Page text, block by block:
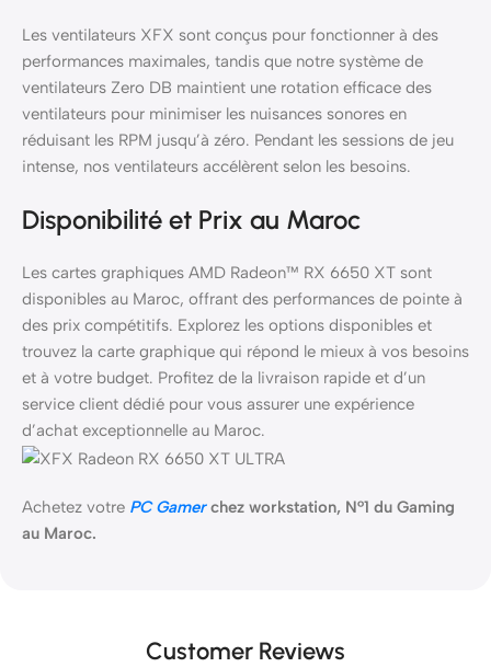
Les ventilateurs XFX sont conçus pour fonctionner à des
performances maximales, tandis que notre système de
ventilateurs Zero DB maintient une rotation efficace des
ventilateurs pour minimiser les nuisances sonores en
réduisant les RPM jusqu’à zéro. Pendant les sessions de jeu
intense, nos ventilateurs accélèrent selon les besoins.
Disponibilité et Prix au Maroc
Les cartes graphiques AMD Radeon™ RX 6650 XT sont
disponibles au Maroc, offrant des performances de pointe à
des prix compétitifs. Explorez les options disponibles et
trouvez la carte graphique qui répond le mieux à vos besoins
et à votre budget. Profitez de la livraison rapide et d’un
service client dédié pour vous assurer une expérience
d’achat exceptionnelle au Maroc.
Achetez votre PC Gamerchez workstation, N°1 du Gaming
au Maroc.
Customer Reviews